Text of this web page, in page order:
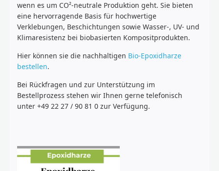
wenn es um CO²-neutrale Produktion geht. Sie bieten
eine hervorragende Basis für hochwertige
Verklebungen, Beschichtungen sowie Wasser-, UV- und
Klimaresistenz bei biobasierten Kompositprodukten.
Hier können sie die nachhaltigen Bio-Epoxidharze
bestellen.
Bei Rückfragen und zur Unterstützung im
Bestellprozess stehen wir Ihnen gerne telefonisch
unter +49 22 27 / 90 81 0 zur Verfügung.